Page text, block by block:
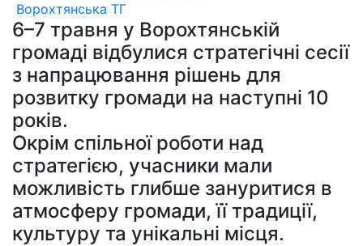
Ворохтянська ТГ
6–7 травня у Ворохтянській
громаді відбулися стратегічні сесії
з напрацювання рішень для
розвитку громади на наступні 10
років.
Окрім спільної роботи над
стратегією, учасники мали
можливість глибше зануритися в
атмосферу громади, її традиції,
культуру та унікальні місця.